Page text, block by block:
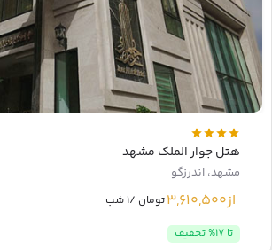
هتل جوار الملک مشهد
مشهد، اندرزگو
از3,610,500تومان /1 شب
تا 17% تخفیف